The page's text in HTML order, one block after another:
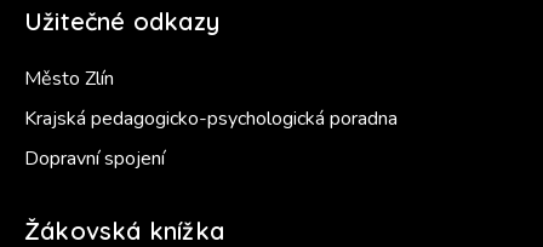
Užitečné odkazy
Město Zlín
Krajská pedagogicko-psychologická poradna
Dopravní spojení
Žákovská knížka